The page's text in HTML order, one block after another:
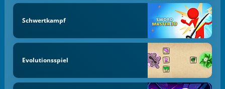
Schwertkampf
Evolutionsspiel